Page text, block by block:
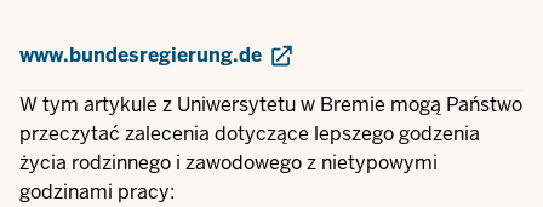
www.bundesregierung.de
W tym artykule z Uniwersytetu w Bremie mogą Państwo
przeczytać zalecenia dotyczące lepszego godzenia
życia rodzinnego i zawodowego z nietypowymi
godzinami pracy: